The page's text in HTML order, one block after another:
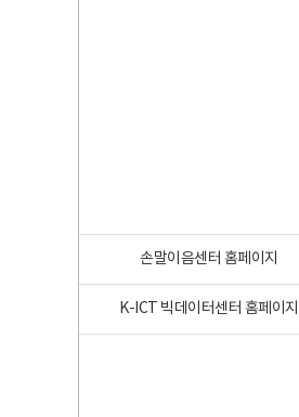
손말이음센터 홈페이지
K-ICT 빅데이터센터 홈페이지